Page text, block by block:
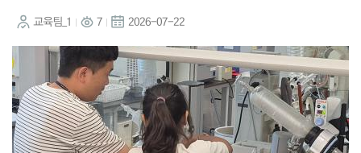
교육팀_1 7 2026-07-22